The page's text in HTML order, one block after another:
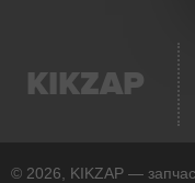
KIKZAP
© 2026, KIKZAP —